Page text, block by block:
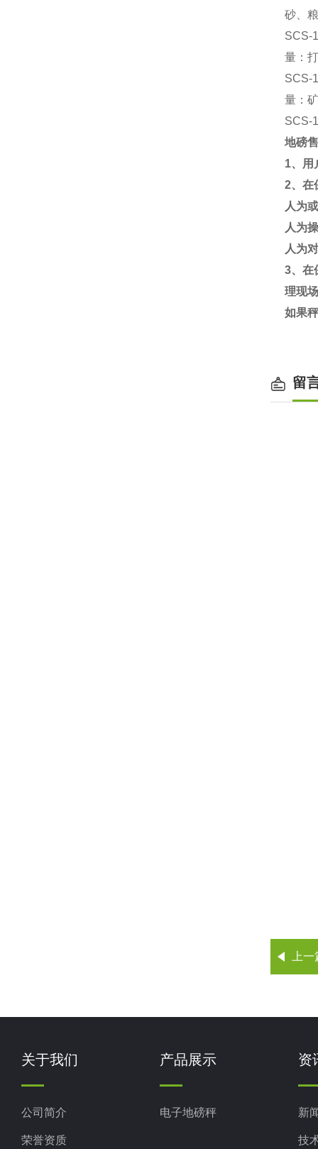
砂、
SCS-
量：
SCS-
量：
SCS-
地磅
1、用
2、在
人为
人为
人为
3、在
理现
如果
留
上
关于我们
公司简介
荣誉资质
产品展示
电子地磅秤
资
新
技